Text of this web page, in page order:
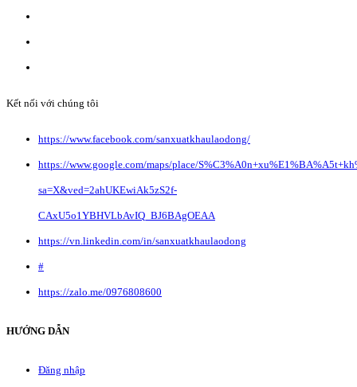
Kết nối với chúng tôi
https://www.facebook.com/sanxuatkhaulaodong/
https://www.google.com/maps/place/
sa=X&ved=2ahUKEwiAk5zS2f-
CAxU5o1YBHVLbAvIQ_BJ6BAgOEAA
https://vn.linkedin.com/in/sanxuatkhaulaodong
#
https://zalo.me/0976808600
HƯỚNG DẪN
Đăng nhập